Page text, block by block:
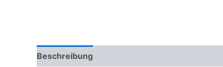
Beschreibung